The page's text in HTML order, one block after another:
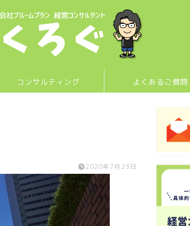
コンサルティング よくあるご質問
2020年7月23日